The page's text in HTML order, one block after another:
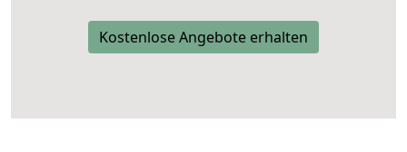
Kostenlose Angebote erhalten